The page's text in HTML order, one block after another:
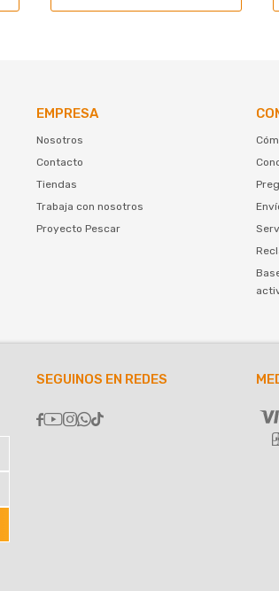
EMPRESA
Nosotros
Contacto
Tiendas
Trabaja con nosotros
Proyecto Pescar
SEGUINOS EN REDES
